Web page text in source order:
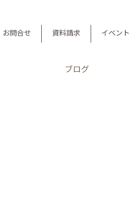
お問合せ 資料請求 イベント
ブログ